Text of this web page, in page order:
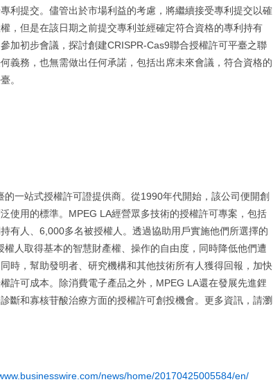
利提交。儘管出於市場利益的考慮，將繼續接受專利提交以確
，但是在該日期之前提交專利並經確定符合資格的專利持有
加初步會議，探討創建CRISPR-Cas9聯合授權許可平臺之聯
義務，也無需做出任何承諾，包括出席未來會議，符合資格的
。
一站式授權許可證提供商。從1990年代開始，該公司便開創
使用的標準。MPEG LA經營眾多技術的授權許可專案，包括
有人、6,000多名被授權人。透過協助用戶實施他們所選擇的
人取得基本的智慧財產權、操作的自由度，同時降低他們遭
時，幫助發明者、研究機構和其他技術所有人獲得回報，加快
許可成本。除消費電子產品之外，MPEG LA還在發展先進鋰
斷和寡核苷酸治療方面的授權許可創投機會。更多資訊，請瀏
news/home/20170425005584/en/